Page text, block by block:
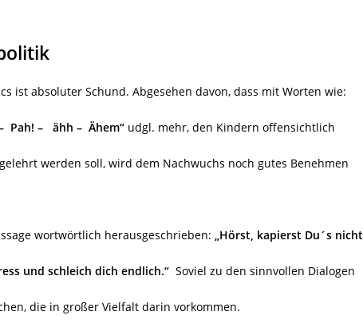
ist absoluter Schund. Abgesehen davon, dass mit Worten wie:
Pah! – ähh – Ähem“ udgl. mehr, den Kindern offensichtlich
werden soll, wird dem Nachwuchs noch gutes Benehmen
wortwörtlich herausgeschrieben: „Hörst, kapierst Du´s nicht,
und schleich dich endlich.“ Soviel zu den sinnvollen Dialogen
die in großer Vielfalt darin vorkommen.